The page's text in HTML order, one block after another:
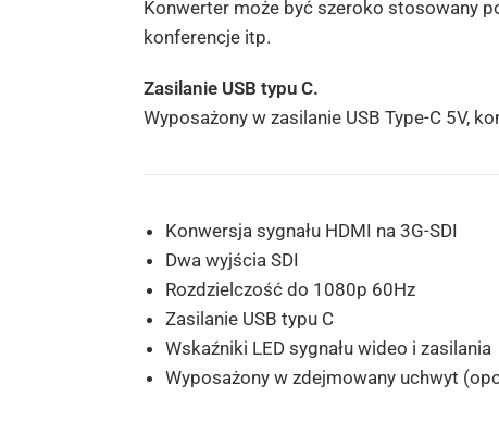
Konwerter może być szeroko stosowany
konferencje itp.
Zasilanie USB typu C.
Wyposażony w zasilanie USB Type-C 5V,
Konwersja sygnału HDMI na 3G-SDI
Dwa wyjścia SDI
Rozdzielczość do 1080p 60Hz
Zasilanie USB typu C
Wskaźniki LED sygnału wideo i zasilania
Wyposażony w zdejmowany uchwyt